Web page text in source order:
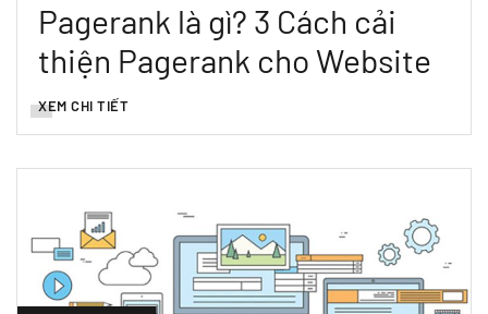
Pagerank là gì? 3 Cách cải
thiện Pagerank cho Website
XEM CHI TIẾT